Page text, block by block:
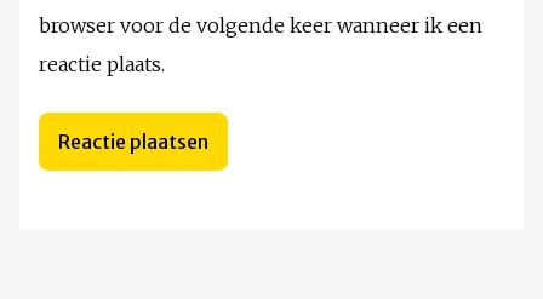
browser voor de volgende keer wanneer ik een
reactie plaats.